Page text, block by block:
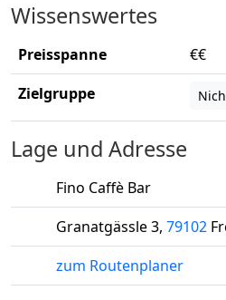
Wissenswertes
Preisspanne
€€
Zielgruppe
Lage und Adresse
Fino Caffè Bar
Granatgässle 3, 79102
zum Routenplaner